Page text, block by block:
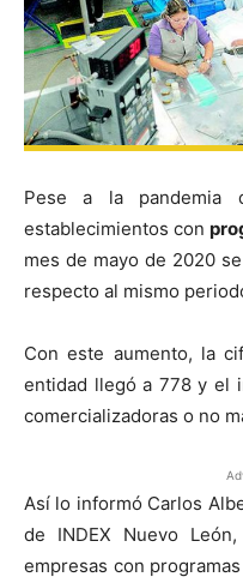
Pese a la pandemia
establecimientos con
mes de mayo de 2020
respecto al mismo
Con este aumento, la
entidad llegó a 778 y el
comercializadoras o no
Así lo informó Carlos
de INDEX Nuevo
empresas con